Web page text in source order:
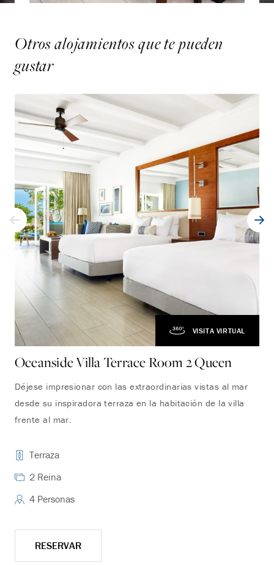
Otros alojamientos que te pueden
gustar
VISITA VIRTUAL
Oceanside Villa Terrace Room 2 Queen
Déjese impresionar con las extraordinarias vistas al mar
desde su inspiradora terraza en la habitación de la villa
frente al mar.
Terraza
2 Reina
4 Personas
RESERVAR